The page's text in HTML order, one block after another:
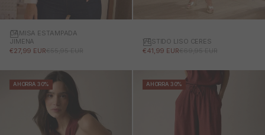
CAMISA ESTAMPADA
JIMENA
PRECIO DE OFERTA
€27,99 EURPRECIO NORMAL
€55,95 EUR
VESTIDO LISO CERES
PRECIO DE OFERTA
€41,99 EURPRECIO NORMAL
€69,95 EUR
AHORRA 30% AHORRA 30%